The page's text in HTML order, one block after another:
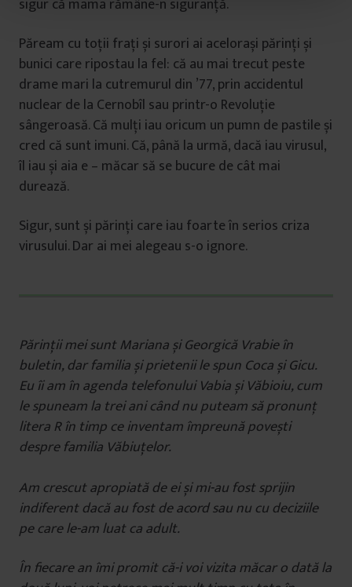
sigur că mama rămâne-n siguranță.
Păream cu toții frați și surori ai acelorași părinți și
bunici care ripostau la fel: că au mai trecut peste
drame mari la cutremurul din ’77, prin accidentul
nuclear de la Cernobîl sau printr-o Revoluție
sângeroasă. Că mulți iau oricum un pumn de pastile și
cred că sunt imuni. Că, până la urmă, dacă iau virusul,
îl iau și aia e – măcar să se bucure de cât mai
durează.
Sigur, sunt și părinți care iau foarte în serios criza
virusului. Dar ai mei alegeau s-o ignore.
Părinții mei sunt Mariana și Georgică Vrabie în
buletin, dar familia și prietenii le spun Coca și Gicu.
Eu îi am în agenda telefonului Vabia și Văbioiu, cum
le spuneam la trei ani când nu puteam să pronunț
litera R în timp ce inventam împreună povești
despre familia Văbiuțelor.
Am crescut apropiată de ei și mi-au fost sprijin
indiferent dacă au fost de acord sau nu cu deciziile
pe care le-am luat ca adult.
În fiecare an îmi promit că-i voi vizita măcar o dată la